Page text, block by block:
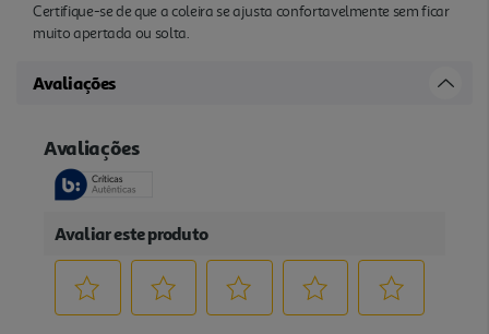
Certifique-se de que a coleira se ajusta confortavelmente sem ficar
muito apertada ou solta.
Avaliações